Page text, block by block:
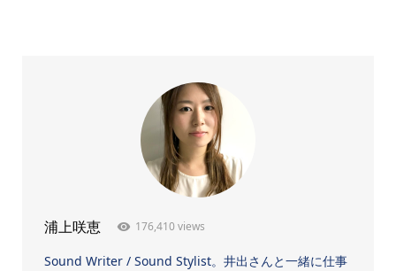
浦上咲恵 176,410 views
Sound Writer / Sound Stylist。井出さんと一緒に仕事